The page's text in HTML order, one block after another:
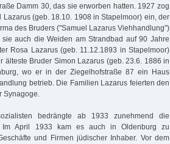
Damm 30, das sie erworben hatten. 1927 zog
(geb. 18.10. 1908 in Stapelmoor) ein, der
des Bruders ("Samuel Lazarus Viehhandlung")
auch die Weiden am Strandbad auf 90 Jahre
Rosa Lazarus (geb. 11.12.1893 in Stapelmoor)
älteste Bruder Simon Lazarus (geb. 23.6. 1886 in
wo er in der Ziegelhofstraße 87 ein Haus
betrieb. Die Familien Lazarus feierten den
bedrängte ab 1933 zunehmend die
Im April 1933 kam es auch in Oldenburg zu
und Firmen jüdischer Inhaber. Vor dem